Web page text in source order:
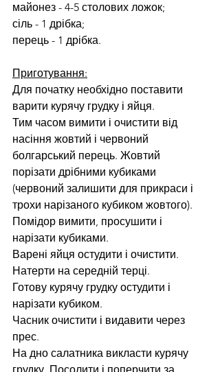
майонез - 4-5 столових ложок;
сіль - 1 дрібка;
перець - 1 дрібка.
Приготування:
Для початку необхідно поставити
варити курячу грудку і яйця.
Тим часом вимити і очистити від
насіння жовтий і червоний
болгарський перець. Жовтий
порізати дрібними кубиками
(червоний залишити для прикраси і
трохи нарізаного кубиком жовтого).
Помідор вимити, просушити і
нарізати кубиками.
Варені яйця остудити і очистити.
Натерти на середній терці.
Готову курячу грудку остудити і
нарізати кубиком.
Часник очистити і видавити через
прес.
На дно салатника викласти курячу